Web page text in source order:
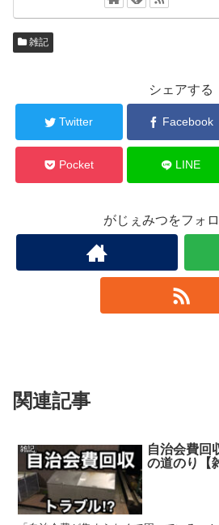
雑記
シェアする
Twitter Facebook
Pocket LINE
がじぇみつをフォ
関連記事
雑記
自治会費回
の道のり【